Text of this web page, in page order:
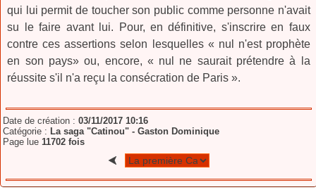
qui lui permit de toucher son public comme personne n'avait
su le faire avant lui. Pour, en définitive, s'inscrire en faux
contre ces assertions selon lesquelles « nul n'est prophète
en son pays» ou, encore, « nul ne saurait prétendre à la
réussite s'il n'a reçu la consécration de Paris ».
Date de création :03/11/2017 10:16
Catégorie :La saga "Catinou" -Gaston Dominique
Page lue 11702 fois